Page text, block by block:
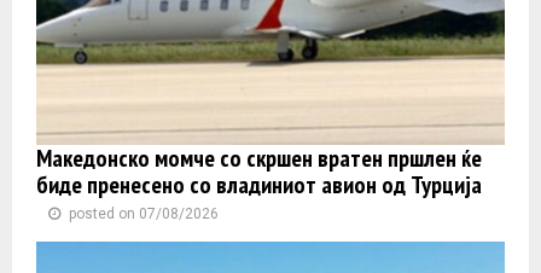
Македонско момче со скршен вратен пршлен ќе
биде пренесено со владиниот авион од Турција
posted on 07/08/2026